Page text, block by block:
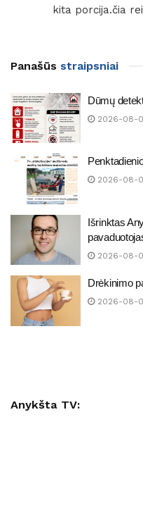
kita porcija.čia
Panašūs straipsniai
Dūmų
2026-08-
2026-08-
Išrinktas
2026-08-
Drėkinimo
2026-08-
Anykšta TV: